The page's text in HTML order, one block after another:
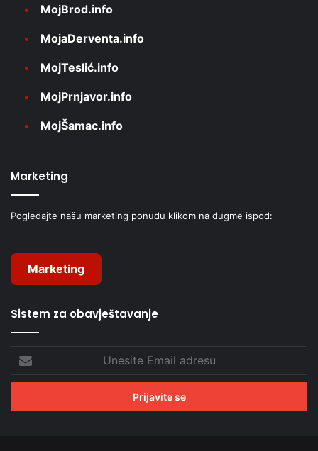
MojBrod.info
MojaDerventa.info
MojTeslić.info
MojPrnjavor.info
MojŠamac.info
Marketing
Pogledajte našu marketing ponudu klikom na dugme ispod:
Marketing
Sistem za obavještavanje
Email
adresu